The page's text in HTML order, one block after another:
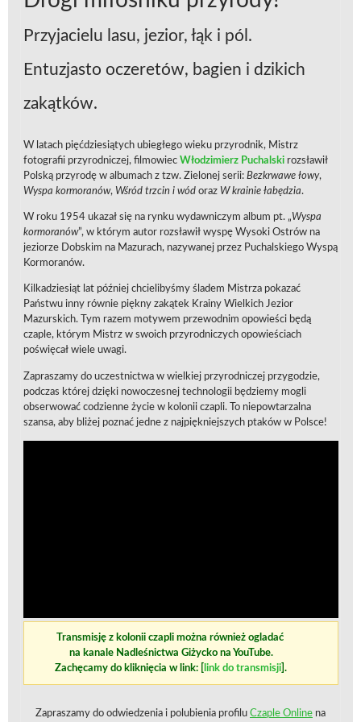
Przyjacielu lasu, jezior, łąk i pól.
Entuzjasto oczeretów, bagien i dzikich
zakątków.
W latach pięćdziesiątych ubiegłego wieku przyrodnik, Mistrz
fotografii przyrodniczej, filmowiec Włodzimierz Puchalskirozsławił
Polską przyrodę w albumach z tzw. Zielonej serii: Bezkrwawe łowy,
Wyspa kormoranów, Wśród trzcin i wódoraz W krainie łabędzia.
W roku 1954 ukazał się na rynku wydawniczym album pt. „Wyspa
kormoranów”, w którym autor rozsławił wyspę Wysoki Ostrów na
jeziorze Dobskim na Mazurach, nazywanej przez Puchalskiego Wyspą
Kormoranów.
Kilkadziesiąt lat później chcielibyśmy śladem Mistrza pokazać
Państwu inny równie piękny zakątek Krainy Wielkich Jezior
Mazurskich. Tym razem motywem przewodnim opowieści będą
czaple, którym Mistrz w swoich przyrodniczych opowieściach
poświęcał wiele uwagi.
Zapraszamy do uczestnictwa w wielkiej przyrodniczej przygodzie,
podczas której dzięki nowoczesnej technologii będziemy mogli
obserwować codzienne życie w kolonii czapli. To niepowtarzalna
szansa, aby bliżej poznać jedne z najpiękniejszych ptaków w Polsce!
Transmisję z kolonii czapli można również ogladać
na kanale Nadleśnictwa Giżycko na YouTube.
Zachęcamy do kliknięcia w link: [ link do transmisji].
Zapraszamy do odwiedzenia i polubienia profilu Czaple Online na